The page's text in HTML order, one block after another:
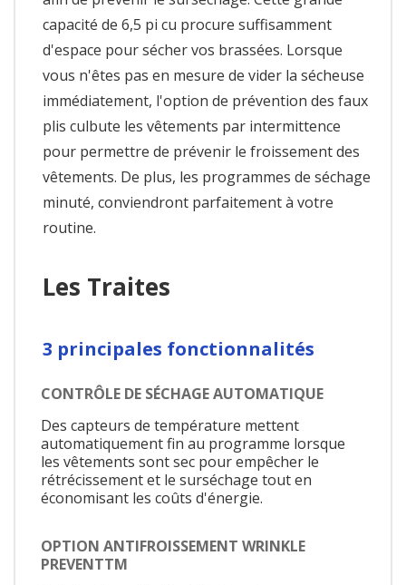
capacité de 6,5 pi cu procure suffisamment
d'espace pour sécher vos brassées. Lorsque
vous n'êtes pas en mesure de vider la sécheuse
immédiatement, l'option de prévention des faux
plis culbute les vêtements par intermittence
pour permettre de prévenir le froissement des
vêtements. De plus, les programmes de séchage
minuté, conviendront parfaitement à votre
routine.
Les Traites
3 principales fonctionnalités
CONTRÔLE DE SÉCHAGE AUTOMATIQUE
Des capteurs de température mettent
automatiquement fin au programme lorsque
les vêtements sont sec pour empêcher le
rétrécissement et le surséchage tout en
économisant les coûts d'énergie.
OPTION ANTIFROISSEMENT WRINKLE
PREVENTTM